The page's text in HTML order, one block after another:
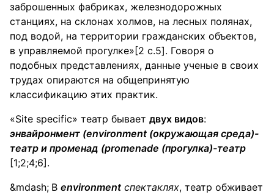
заброшенных фабриках, железнодорожных
станциях, на склонах холмов, на лесных полянах,
под водой, на территории гражданских объектов,
в управляемой прогулке»[2 c.5]. Говоря о
подобных представлениях, данные ученые в своих
трудах опираются на общепринятую
классификацию этих практик.
«Site specific» театр бывает двух видов:
энвайронмент (environment (окружающая среда)-
театр и променад (promenade (прогулка)-театр
[1;2;4;6].
В environment спектаклях, театр обживает